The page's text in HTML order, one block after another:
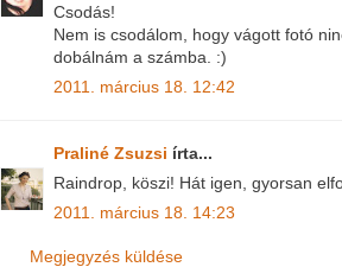
Csodás!
Nem is csodálom, hogy vágott fotó
dobálnám a számba. :)
2011. március 18. 12:42
Praliné Zsuzsi írta...
Raindrop, köszi! Hát igen, gyorsan
2011. március 18. 14:23
Megjegyzés küldése